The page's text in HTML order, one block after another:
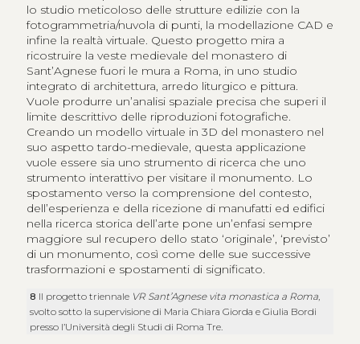
lo studio meticoloso delle strutture edilizie con la
fotogrammetria/nuvola di punti, la modellazione CAD e
infine la realtà virtuale. Questo progetto mira a
ricostruire la veste medievale del monastero di
Sant’Agnese fuori le mura a Roma, in uno studio
integrato di architettura, arredo liturgico e pittura.
Vuole produrre un’analisi spaziale precisa che superi il
limite descrittivo delle riproduzioni fotografiche.
Creando un modello virtuale in 3D del monastero nel
suo aspetto tardo-medievale, questa applicazione
vuole essere sia uno strumento di ricerca che uno
strumento interattivo per visitare il monumento. Lo
spostamento verso la comprensione del contesto,
dell’esperienza e della ricezione di manufatti ed edifici
nella ricerca storica dell’arte pone un’enfasi sempre
maggiore sul recupero dello stato ‘originale’, ‘previsto’
di un monumento, così come delle sue successive
trasformazioni e spostamenti di significato.
8 Il progetto triennale VR Sant’Agnese vita monastica a Roma
svolto sotto la supervisione di Maria Chiara Giorda e Giulia Bordi
presso l’Università degli Studi di Roma Tre.